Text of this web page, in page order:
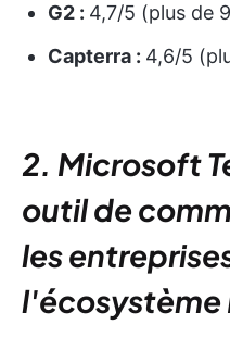
G2 : 4,7/5 (plus de
Capterra : 4,6/5
2. Microsoft
outil de
les